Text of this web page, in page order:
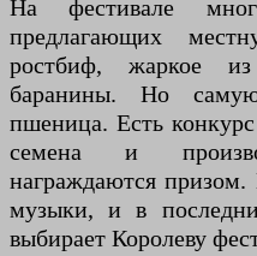
На фестивале
предлагающих
ростбиф, жаркое
баранины. Но
пшеница. Есть
семена и
награждаются
музыки, и в
выбирает Королеву